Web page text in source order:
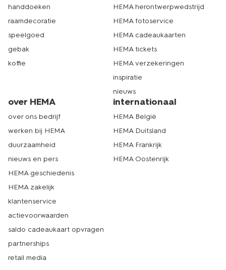
handdoeken
raamdecoratie
speelgoed
gebak
koffie
HEMA herontwerpwedstrijd
HEMA fotoservice
HEMA cadeaukaarten
HEMA tickets
HEMA verzekeringen
inspiratie
nieuws
over HEMA
over ons bedrijf
werken bij HEMA
duurzaamheid
nieuws en pers
HEMA geschiedenis
HEMA zakelijk
klantenservice
actievoorwaarden
saldo cadeaukaart opvragen
partnerships
retail media
internationaal
HEMA België
HEMA Duitsland
HEMA Frankrijk
HEMA Oostenrijk